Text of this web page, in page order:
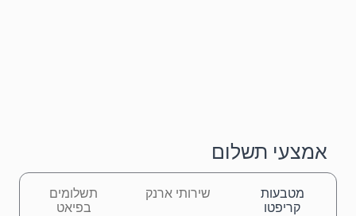
אמצעי תשלום
מטבעות
קריפטו
שירותי ארנק
תשלומים
בפיאט